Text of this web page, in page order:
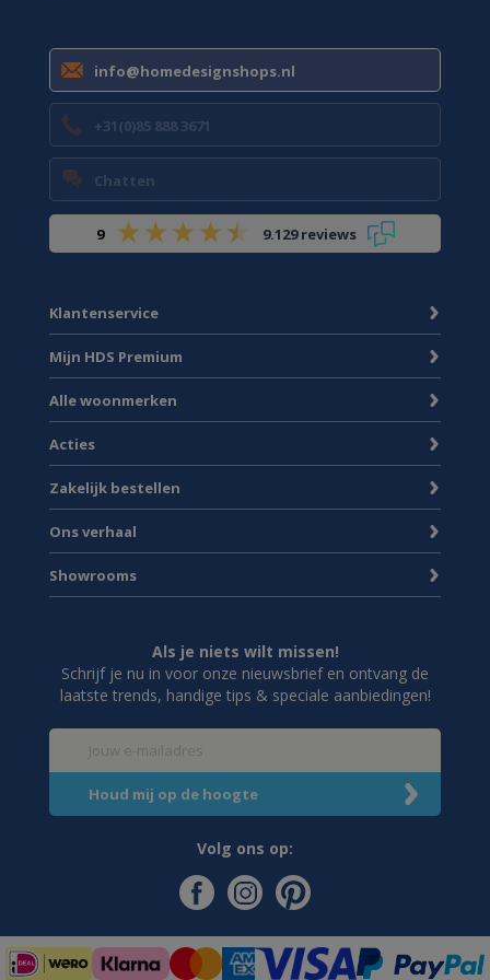
info@homedesignshops.nl
+31(0)85 888 3671
Chatten
9 9.129 reviews
Klantenservice
Mijn HDS Premium
Alle woonmerken
Acties
Zakelijk bestellen
Ons verhaal
Showrooms
Als je niets wilt missen!
Schrijf je nu in voor onze nieuwsbrief en ontvang de
laatste trends, handige tips & speciale aanbiedingen!
Volg ons op: